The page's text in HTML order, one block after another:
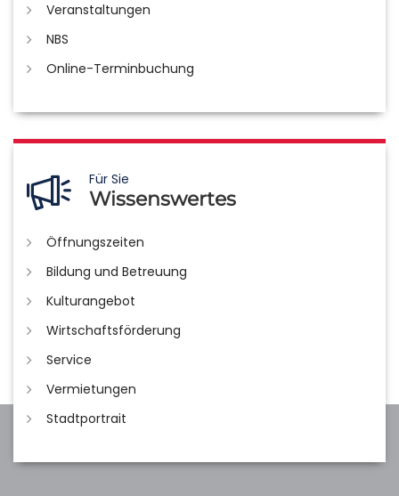
Veranstaltungen
NBS
Online-Terminbuchung
Für Sie
Wissenswertes
Öffnungszeiten
Bildung und Betreuung
Kulturangebot
Wirtschaftsförderung
Service
Vermietungen
Stadtportrait